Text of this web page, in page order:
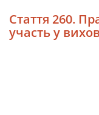
Стаття 260.
участь у